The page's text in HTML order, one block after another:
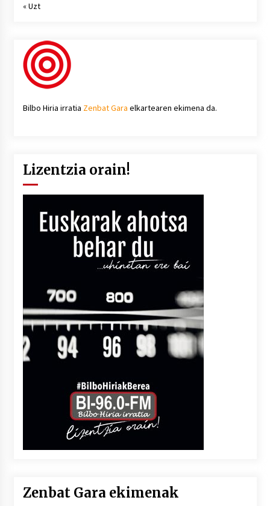
« Uzt
Bilbo Hiria irratia Zenbat Gara elkartearen ekimena da.
Lizentzia orain!
Zenbat Gara ekimenak